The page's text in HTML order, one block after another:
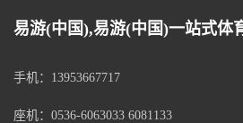
易游(中国),易游(中国)一站式体
手机：13953667717
座机：0536-6063033 6081133